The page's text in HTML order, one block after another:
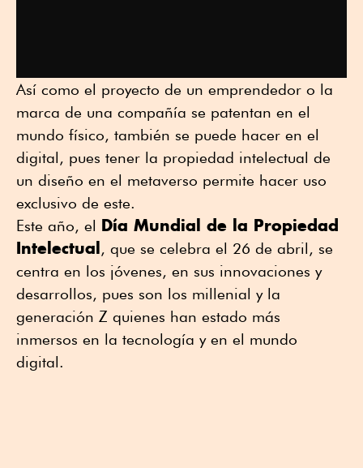
Así como el proyecto de un emprendedor o la
marca de una compañía se patentan en el
mundo físico, también se puede hacer en el
digital, pues tener la propiedad intelectual de
un diseño en el metaverso permite hacer uso
exclusivo de este.
Este año, el Día Mundial de la Propiedad
Intelectual , que se celebra el 26 de abril, se
centra en los jóvenes, en sus innovaciones y
desarrollos, pues son los millenial y la
generación Z quienes han estado más
inmersos en la tecnología y en el mundo
digital.